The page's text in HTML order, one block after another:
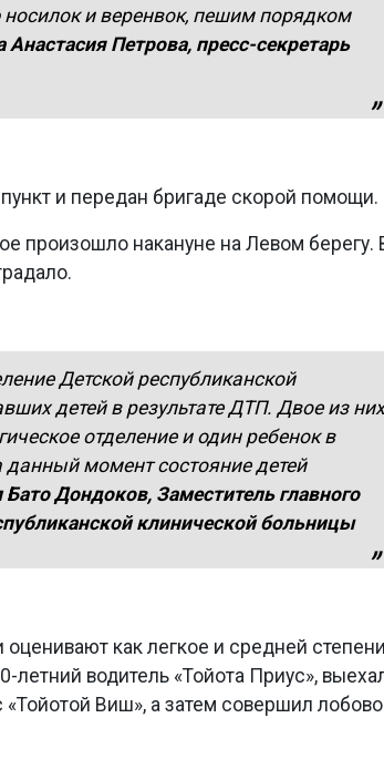
и веренвок, пешим порядком
Анастасия Петрова, пресс-секретарь
и передан бригаде скорой помощи.
произошло накануне на Левом берегу.
Детской республиканской
детей в результате ДТП. Двое из них
отделение и один ребенок в
данный момент состояние детей
Дондоков, Заместитель главного
клинической больницы
как легкое и средней
водитель «Тойота Приус»,
«Тойотой Виш», а затем совершил